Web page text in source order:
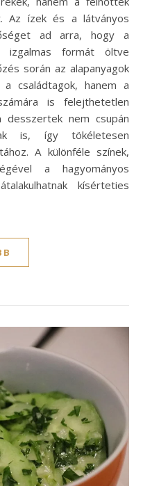
Az ízek és a látványos
ad arra, hogy a
izgalmas formát öltve
során az alapanyagok
a családtagok, hanem a
is felejthetetlen
desszertek nem csupán
is, így tökéletesen
A különféle színek,
a hagyományos
kísérteties